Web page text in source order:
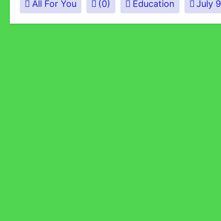
All For You (0) Education July